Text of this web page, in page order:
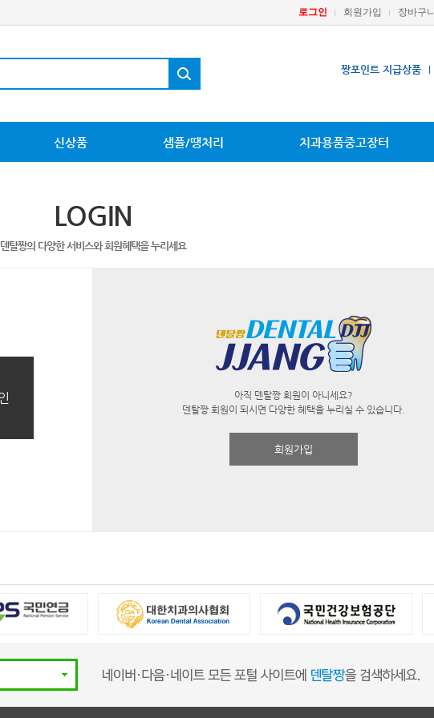
로그인 회원가입 장바구니
짱포인트 지급상품
신상품 샘플/땡처리 치과용품중고장터
LOGIN
덴탈짱의 다양한 서비스와 회원혜택을 누리세요
아직 덴탈짱 회원이 아니세요?
덴탈짱 회원이 되시면 다양한 혜택을 누리실 수 있습니다.
회원가입